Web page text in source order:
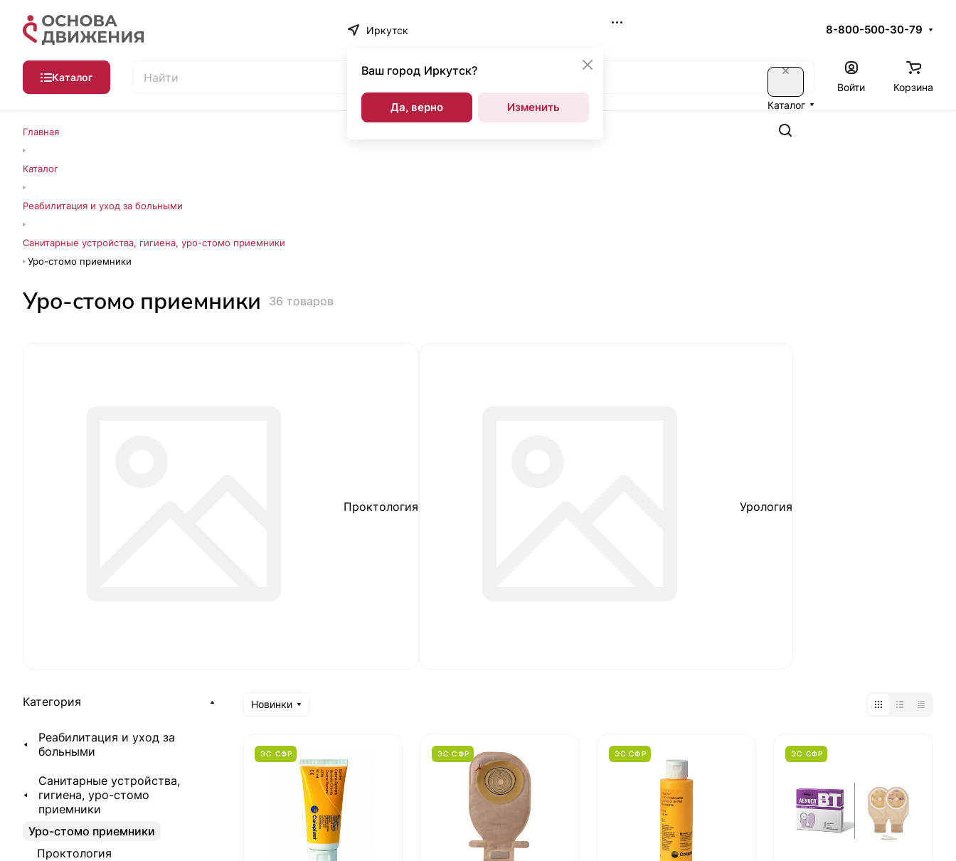
Иркутск
Ваш город Иркутск?
Да, верно Изменить
8-800-500-30-79
Каталог
Каталог
Войти Корзина
Главная
Каталог
Реабилитация и уход за больными
Санитарные устройства, гигиена, уро-стомо приемники
Уро-стомо приемники
Уро-стомо приемники 36 товаров
Проктология Урология
Новинки
ЭС СФР ЭС СФР ЭС СФР ЭС СФР
Категория
Реабилитация и уход за
больными
Санитарные устройства,
гигиена, уро-стомо
приемники
Уро-стомо приемники
Проктология